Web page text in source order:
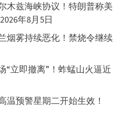
木兹海峡协议！特朗普称美
2026年8月5日
烟雾持续恶化！禁烧令继续
“立即撤离”！蚱蜢山火逼近
温预警星期二开始生效！